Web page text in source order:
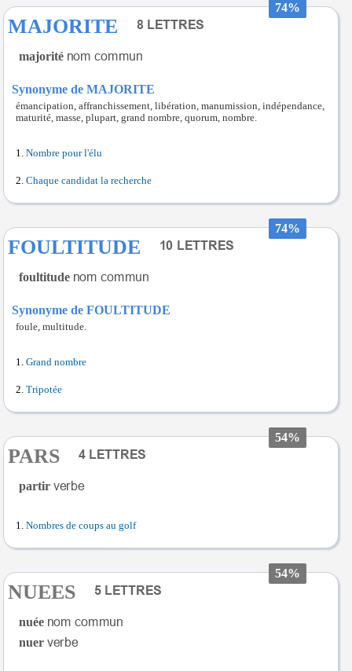
74%
MAJORITE
majorité
Synonyme de MAJORITE
émancipation, affranchissement, libération, manumission, indépendance,
maturité, masse, plupart, grand nombre, quorum, nombre.
Nombre pour l'élu
Chaque candidat la recherche
74%
FOULTITUDE
foultitude
Synonyme de FOULTITUDE
foule, multitude.
Grand nombre
Tripotée
54%
PARS
partir
Nombres de coups au golf
54%
NUEES
nuée
nuer